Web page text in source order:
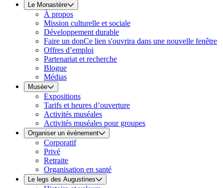
Le Monastère
À propos
Mission culturelle et sociale
Développement durable
Faire un donCe lien s'ouvrira dans une nouvelle fenêtre
Offres d’emploi
Partenariat et recherche
Blogue
Médias
Musée
Expositions
Tarifs et heures d’ouverture
Activités muséales
Activités muséales pour groupes
Organiser un événement
Corporatif
Privé
Retraite
Organisation en santé
Le legs des Augustines